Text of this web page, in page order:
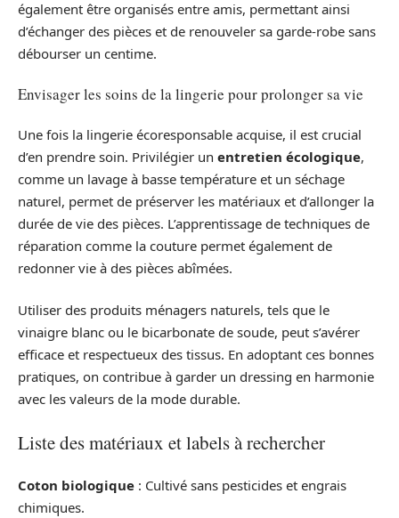
également être organisés entre amis, permettant ainsi
d’échanger des pièces et de renouveler sa garde-robe sans
débourser un centime.
Envisager les soins de la lingerie pour prolonger sa vie
Une fois la lingerie écoresponsable acquise, il est crucial
d’en prendre soin. Privilégier un entretien écologique,
comme un lavage à basse température et un séchage
naturel, permet de préserver les matériaux et d’allonger la
durée de vie des pièces. L’apprentissage de techniques de
réparation comme la couture permet également de
redonner vie à des pièces abîmées.
Utiliser des produits ménagers naturels, tels que le
vinaigre blanc ou le bicarbonate de soude, peut s’avérer
efficace et respectueux des tissus. En adoptant ces bonnes
pratiques, on contribue à garder un dressing en harmonie
avec les valeurs de la mode durable.
Liste des matériaux et labels à rechercher
Coton biologique : Cultivé sans pesticides et engrais
chimiques.